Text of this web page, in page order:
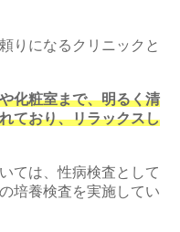
りになるクリニックと
化粧室まで、明るく清
ており、リラックスし
ては、性病検査として
培養検査を実施してい